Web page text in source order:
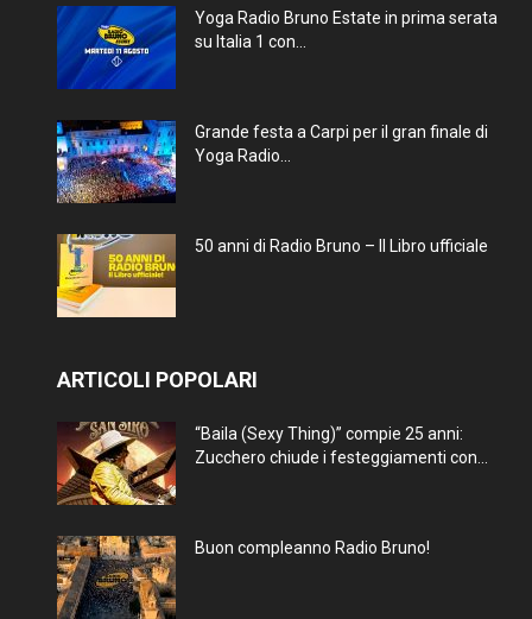
Yoga Radio Bruno Estate in prima serata
su Italia 1 con...
Grande festa a Carpi per il gran finale di
Yoga Radio...
50 anni di Radio Bruno – Il Libro ufficiale
ARTICOLI POPOLARI
“Baila (Sexy Thing)” compie 25 anni:
Zucchero chiude i festeggiamenti con...
Buon compleanno Radio Bruno!